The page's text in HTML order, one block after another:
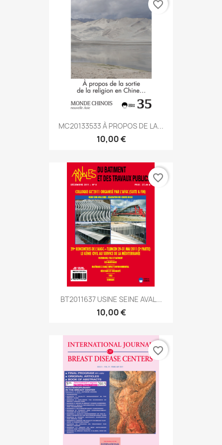
MC20133533 À PROPOS DE LA...
10,00 €
favorite_border
BT2011637 USINE SEINE AVAL...
10,00 €
favorite_border
favorite_border